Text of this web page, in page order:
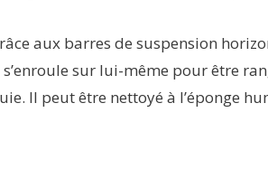
aux barres de suspension
sur lui-même pour être
Il peut être nettoyé à l’éponge